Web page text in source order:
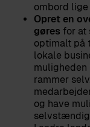
ombord
Opret en
gøres for at
optimalt på
lokale
rammer
og have